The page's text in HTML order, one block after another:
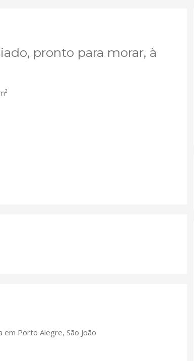
pronto para morar, à
Porto Alegre, São João